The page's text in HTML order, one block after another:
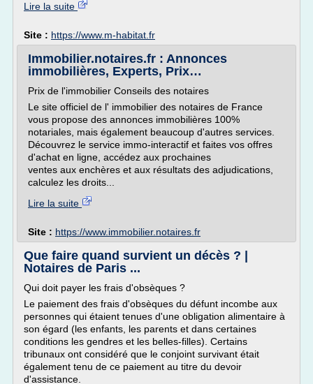
Lire la suite
Site : https://www.m-habitat.fr
Immobilier.notaires.fr : Annonces
immobilières, Experts, Prix…
Prix de l'immobilier Conseils des notaires
Le site officiel de l' immobilier des notaires de France
vous propose des annonces immobilières 100%
notariales, mais également beaucoup d'autres services.
Découvrez le service immo-interactif et faites vos offres
d'achat en ligne, accédez aux prochaines
ventes aux enchères et aux résultats des adjudications,
calculez les droits...
Lire la suite
Site : https://www.immobilier.notaires.fr
Que faire quand survient un décès ? |
Notaires de Paris ...
Qui doit payer les frais d'obsèques ?
Le paiement des frais d'obsèques du défunt incombe aux
personnes qui étaient tenues d'une obligation alimentaire à
son égard (les enfants, les parents et dans certaines
conditions les gendres et les belles-filles). Certains
tribunaux ont considéré que le conjoint survivant était
également tenu de ce paiement au titre du devoir
d'assistance.